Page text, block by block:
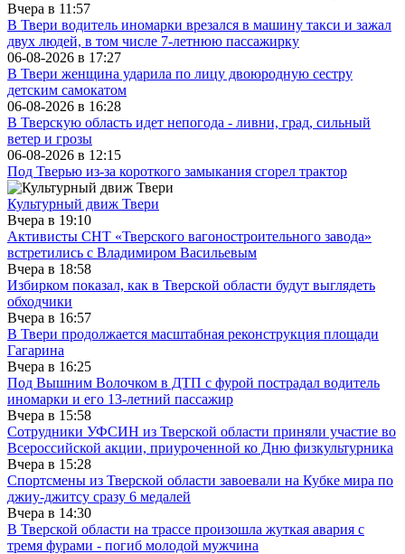
Вчера в 11:57
В Твери водитель иномарки врезался в машину такси и зажал
двух людей, в том числе 7-летнюю пассажирку
06-08-2026 в 17:27
В Твери женщина ударила по лицу двоюродную сестру
детским самокатом
06-08-2026 в 16:28
В Тверскую область идет непогода - ливни, град, сильный
ветер и грозы
06-08-2026 в 12:15
Под Тверью из-за короткого замыкания сгорел трактор
Культурный движ Твери
Вчера в 19:10
Активисты СНТ «Тверского вагоностроительного завода»
встретились с Владимиром Васильевым
Вчера в 18:58
Избирком показал, как в Тверской области будут выглядеть
обходчики
Вчера в 16:57
В Твери продолжается масштабная реконструкция площади
Гагарина
Вчера в 16:25
Под Вышним Волочком в ДТП с фурой пострадал водитель
иномарки и его 13-летний пассажир
Вчера в 15:58
Сотрудники УФСИН из Тверской области приняли участие во
Всероссийской акции, приуроченной ко Дню физкультурника
Вчера в 15:28
Спортсмены из Тверской области завоевали на Кубке мира по
джиу-джитсу сразу 6 медалей
Вчера в 14:30
В Тверской области на трассе произошла жуткая авария с
тремя фурами - погиб молодой мужчина